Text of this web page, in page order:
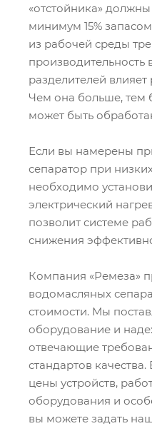
«отстойника»
минимум 15%
из рабочей среды
разделителей
Чем она больше, тем
может быть
Если вы намерены
сепаратор при
необходимо
электрический
позволит системе
снижения
Компания «Ремеза»
водомасляных
стоимости. Мы
оборудование и
отвечающие
стандартов
цены устройств,
оборудования и
вы можете задать